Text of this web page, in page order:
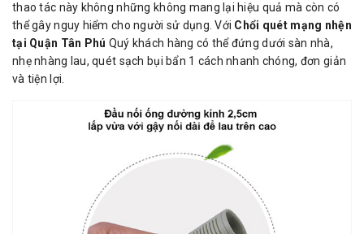
thao tác này không những không mang lại hiệu quả mà còn có
thể gây nguy hiểm cho người sử dụng. Với Chổi quét mạng nhện
tại Quận Tân Phú Quý khách hàng có thể đứng dưới sàn nhà,
nhẹ nhàng lau, quét sạch bụi bẩn 1 cách nhanh chóng, đơn giản
và tiện lợi.